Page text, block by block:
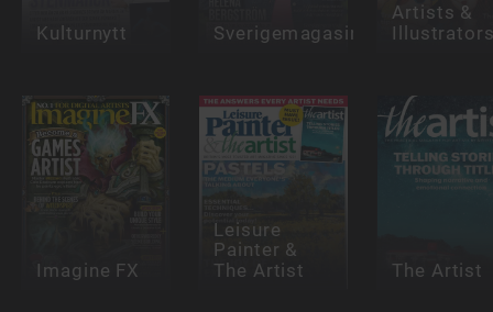
Kulturnytt Sverigemagasinet
Artists &
Imagine FX
Leisure
Painter &
The Artist The Artist